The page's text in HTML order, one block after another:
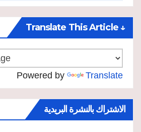
↓ Translate This Article
Powered by Translate
الاشتراك بالنشرة البريدية